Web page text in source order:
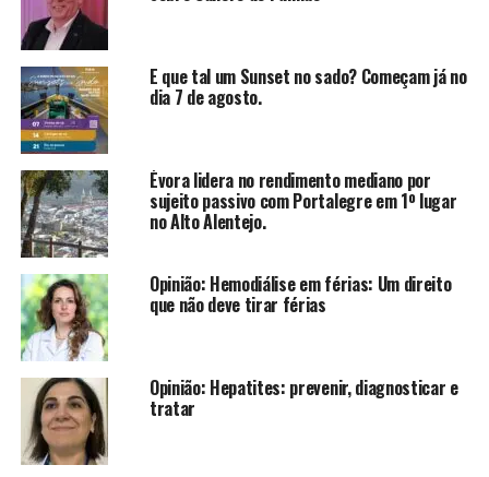
E que tal um Sunset no sado? Começam já no
dia 7 de agosto.
Évora lidera no rendimento mediano por
sujeito passivo com Portalegre em 1º lugar
no Alto Alentejo.
Opinião: Hemodiálise em férias: Um direito
que não deve tirar férias
Opinião: Hepatites: prevenir, diagnosticar e
tratar